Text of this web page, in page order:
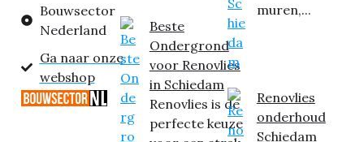
Bouwsector
Nederland
Ga naar onze
webshop
Beste
Ondergrond
voor Renovlies
in Schiedam
Renovlies is de
perfecte keuze
muren,...
Renovlies
onderhoud
Schiedam